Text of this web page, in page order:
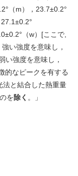
°（m）， 23.7±0.2°
27.1±0.2°
±0.2°（w） [ここで
強い強度を意味し，
い強度を意味し，
的なピークを有する
法と結合した熱重量
を除く 。」